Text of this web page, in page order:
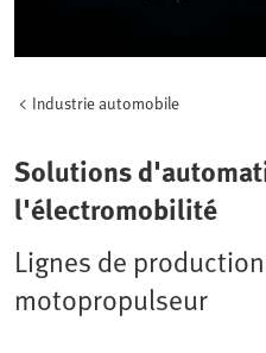
Industrie automobile
Solutions
l'électromobilité
Lignes de
motopropulseur